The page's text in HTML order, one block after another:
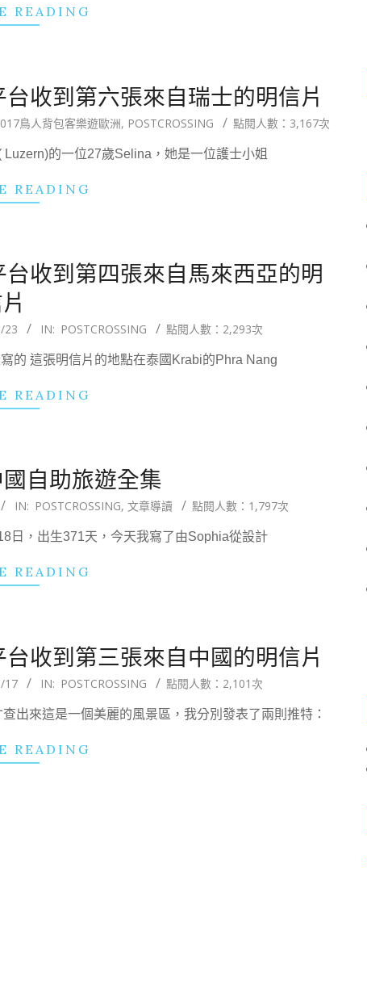
READING
收到第六張來自瑞士的明信片
鳥人背包客樂遊歐洲, POSTCROSSING 點閱人數：3,167次
的一位27歲Selina，她是一位護士小姐
READING
收到第四張來自馬來西亞的明
23 IN: POSTCROSSING 點閱人數：2,293次
的 這張明信片的地點在泰國Krabi的Phra Nang
READING
自助旅遊全集
IN: POSTCROSSING, 文章導讀 點閱人數：1,797次
日，出生371天，今天我寫了由Sophia從設計
READING
收到第三張來自中國的明信片
17 IN: POSTCROSSING 點閱人數：2,101次
出來這是一個美麗的風景區，我分別發表了兩則推特：
READING